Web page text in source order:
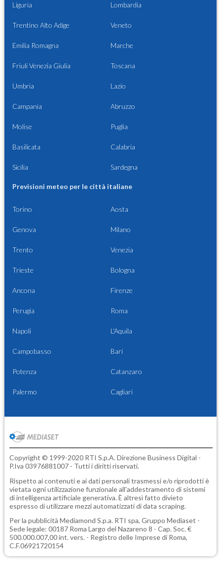
Liguria Lombardia
Trentino Alto Adige Veneto
Emilia Romagna Marche
Friuli Venezia Giulia Toscana
Umbria Lazio
Campania Abruzzo
Molise Puglia
Basilicata Calabria
Sicilia Sardegna
Previsioni meteo per le città italiane
Torino Aosta
Genova Milano
Trento Venezia
Trieste Bologna
Ancona Firenze
Perugia Roma
Napoli L'Aquila
Campobasso Bari
Potenza Catanzaro
Palermo Cagliari
Copyright © 1999-2020 RTI S.p.A. Direzione Business Digital -
P.Iva 03976881007 - Tutti i diritti riservati.
Rispetto ai contenuti e ai dati personali trasmessi e/o riprodotti è
vietata ogni utilizzazione funzionale all'addestramento di sistemi
di intelligenza artificiale generativa. È altresì fatto divieto
espresso di utilizzare mezzi automatizzati di data scraping.
Per la pubblicità Mediamond S.p.a. RTI spa, Gruppo Mediaset -
Sede legale: 00187 Roma Largo del Nazareno 8 - Cap. Soc. €
500.000.007,00 int. vers. - Registro delle Imprese di Roma,
C.F.06921720154